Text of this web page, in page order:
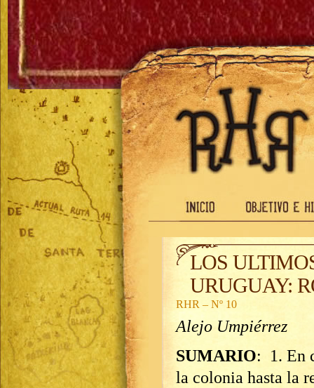
LOS
URUGUAY:
RHR – Nº 10
Alejo Umpiérrez
SUMARIO: 1. En
la colonia hasta la